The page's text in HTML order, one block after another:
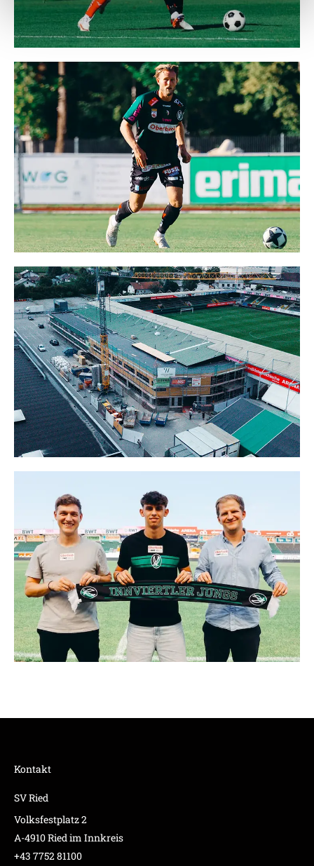
Weitere Details, insbesondere zu Speicherdauer und
Empfänger entnehmen Sie unserer
Datenschutzerklärung.
Kontakt
SV Ried
Volksfestplatz 2
A-4910 Ried im Innkreis
+43 7752 81100